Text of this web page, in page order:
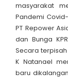
masyarakat
Pandemi
PT Repower
dan Bunga
Secara terpisah
K Natanael
baru